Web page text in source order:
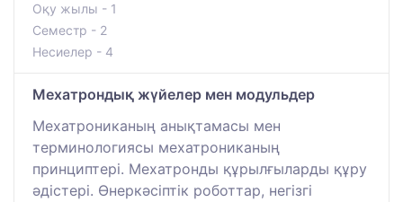
Оқу жылы - 1
Семестр - 2
Несиелер - 4
Мехатрондық жүйелер мен модульдер
Мехатрониканың анықтамасы мен
терминологиясы мехатрониканың
принциптері. Мехатронды құрылғыларды құру
әдістері. Өнеркәсіптік роботтар, негізгі